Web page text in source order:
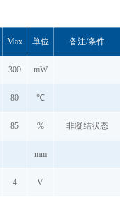
Max 单位 备注/条件
300 mW
80 ℃
85 % 非凝结状态
mm
4 V